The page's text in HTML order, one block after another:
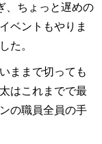
、ちょっと遅めの
ベントもやりま
た。
ままで切っても
はこれまでで最
の職員全員の手